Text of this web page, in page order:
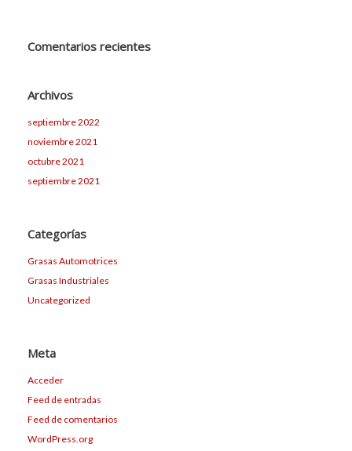
Comentarios recientes
Archivos
septiembre 2022
noviembre 2021
octubre 2021
septiembre 2021
Categorías
Grasas Automotrices
Grasas Industriales
Uncategorized
Meta
Acceder
Feed de entradas
Feed de comentarios
WordPress.org